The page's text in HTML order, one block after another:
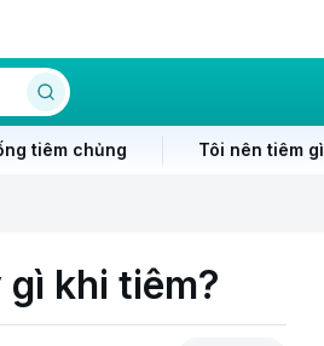
tiêm chủng Tôi nên tiêm gì
khi tiêm?